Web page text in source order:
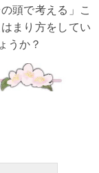
頭で考える」こ
まり方をしてい
うか？